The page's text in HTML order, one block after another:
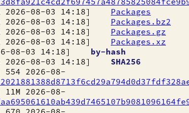
08-03 14:18] Packages
08-03 14:18] Packages.bz2
08-03 14:18] Packages.gz
08-03 14:18] Packages.xz
03 14:18] by-hash
08-03 14:18] SHA256
08-
08-